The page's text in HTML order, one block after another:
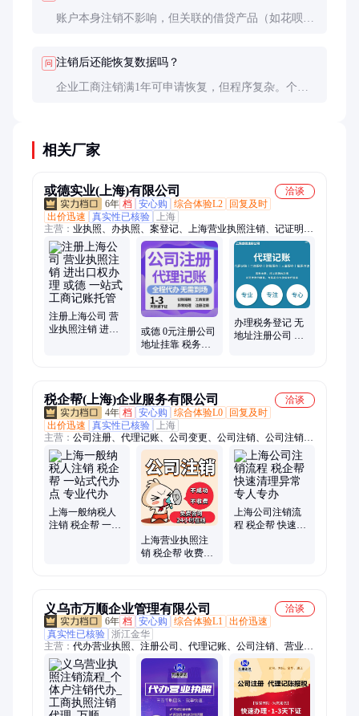
账户本身注销不影响，但关联的借贷产品（如花呗、
问 注销后还能恢复数据吗？
企业工商注销满1年可申请恢复，但程序复杂。个人
相关厂家
或德实业(上海)有限公司
洽谈
6年 档 安心购 综合体验L2
回复及时
出价迅速
真实性已核验
上海
主营： 业执照、办执照、案登记、上海营业执照注销、记证明、
商注册、财税服、公司注、记账报、德企服、册地址、会计服
务、人力资源、账户开通、执照许可、增值服务、电商执照、财
务托管、托管开票、商户办理、企业注册、税控申领、银行开
户、实体经营、人事代理、税务筹划
注册上海公司 营
业执照注销 进出
或德 0元注册公司
地址挂靠 税务节
办理税务登记 无
地址注册公司 代
税企帮(上海)企业服务有限公司
洽谈
4年 档 安心购 综合体验L0
回复及时
出价迅速
真实性已核验
上海
主营： 公司注册、代理记账、公司变更、公司注销、公司注销代
办、上海公司注销、资质代办、上海公司注册、上海注册公司、
上海执照代办、上海财务公司、营业执照、注册公司、工商注
册、公司注册代办、公司变更代办、营业执照代办、注册公司代
办、上海公司变更、上海工商注册、个体户注册、营业执照办
理、营业执照注册、记账报税、财务代理
上海一般纳税人
注销 税企帮 一站
上海营业执照注
销 税企帮 收费标
上海公司注销流
程 税企帮 快速清
义乌市万顺企业管理有限公司
洽谈
6年 档 安心购 综合体验L1 出价迅速
真实性已核验 浙江金华
主营： 代办营业执照、注册公司、代理记账、公司注销、营业执
照注销、商标注册、个体户注册、工商注册、公司变更、美金结
汇、美金账户开户、执照转让、财务代理、商标代理、万顺财
务、公司商标、工商代办、公司执照、工商变更、公司申请、咨
询代理、公司法人、退税代办、进出口权代办、一般纳税人申请